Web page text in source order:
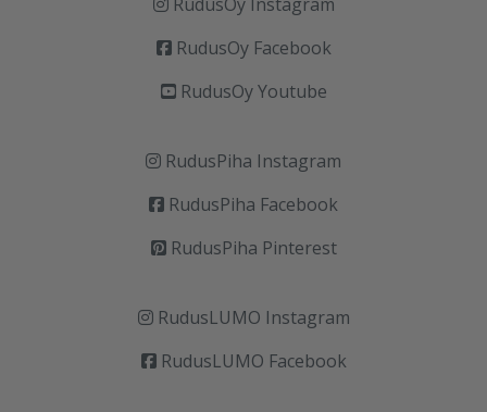
RudusOy Facebook
RudusOy Youtube
RudusPiha Instagram
RudusPiha Facebook
RudusPiha Pinterest
RudusLUMO Instagram
RudusLUMO Facebook